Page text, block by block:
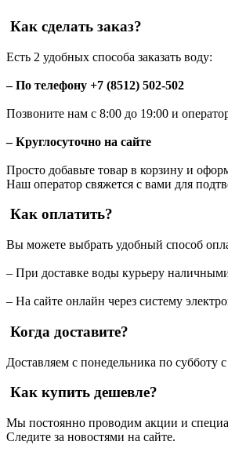
Как сделать заказ?
Есть 2 удобных способа заказать воду:
– По телефону +7 (8512) 502-502
Позвоните нам с 8:00 до 19:00 и
– Круглосуточно на сайте
Просто добавьте товар в корзину и
Наш оператор свяжется с вами для
Как оплатить?
Вы можете выбрать удобный способ
– При доставке воды курьеру
– На сайте онлайн через систему
Когда доставите?
Доставляем с понедельника по субботу
Как купить дешевле?
Мы постоянно проводим акции и
Следите за новостями на сайте.